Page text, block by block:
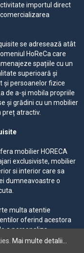
importul direct
se adresează atât
HoReCa care
spațiile cu un
superioară și
și persoanelor fizice
de a-și mobila propriile
și grădini cu un mobilier
preț atractiv.
mobilier HORECA
exclusiviste, mobilier
si interior care sa
dumneavoastre o
multa atentie
oferind acestora
a personaliza
alegand dintr-o
materiale si culori.
Mai multe detalii...